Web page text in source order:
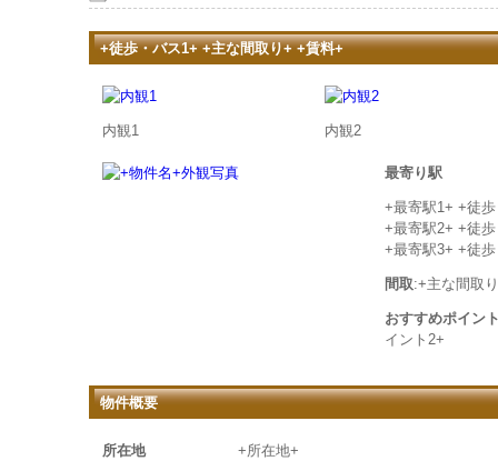
+徒歩・バス1+ +主な間取り+ +賃料+
内観1 内観2
最寄り駅
+最寄駅1+ +徒
+最寄駅2+ +徒
+最寄駅3+ +徒
間取:+主な間取
おすすめポイン
イント2+
物件概要
所在地 +所在地+